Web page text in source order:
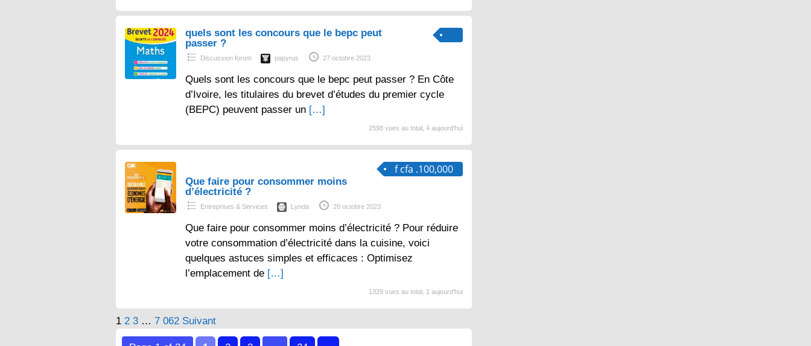
quels sont les concours que le bepc peut
passer ?
Discussion forum papyrus 27 octobre 2023
Quels sont les concours que le bepc peut passer ? En Côte
d’Ivoire, les titulaires du brevet d’études du premier cycle
(BEPC) peuvent passer un […]
2598 vues au total, 4 aujourd'hui
f cfa .100,000
Que faire pour consommer moins
d’électricité ?
Entreprises & Services Lynda 20 octobre 2023
Que faire pour consommer moins d’électricité ? Pour réduire
votre consommation d’électricité dans la cuisine, voici
quelques astuces simples et efficaces : Optimisez
l’emplacement de […]
1329 vues au total, 1 aujourd'hui
Pagination
1 2 3 … 7 062 Suivant